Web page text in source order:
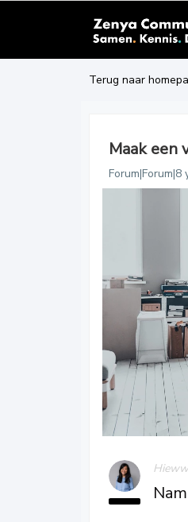
Terug naar
Maak
Forum|Forum|8